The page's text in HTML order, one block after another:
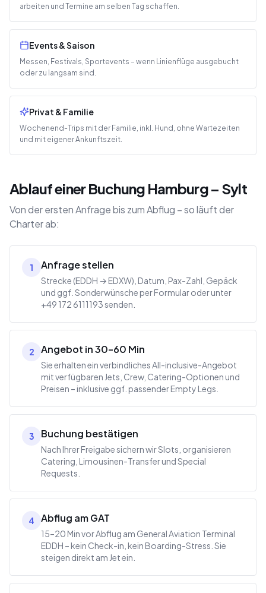
arbeiten und Termine am selben Tag schaffen.
Events & Saison
Messen, Festivals, Sportevents – wenn Linienflüge ausgebucht
oder zu langsam sind.
Privat & Familie
Wochenend-Trips mit der Familie, inkl. Hund, ohne Wartezeiten
und mit eigener Ankunftszeit.
Ablauf einer Buchung Hamburg – Sylt
Von der ersten Anfrage bis zum Abflug – so läuft der
Charter ab:
1 Anfrage stellen
Strecke (EDDH → EDXW), Datum, Pax-Zahl, Gepäck
und ggf. Sonderwünsche per Formular oder unter
+49 172 6111193 senden.
2 Angebot in 30–60 Min
Sie erhalten ein verbindliches All-inclusive-Angebot
mit verfügbaren Jets, Crew, Catering-Optionen und
Preisen – inklusive ggf. passender Empty Legs.
3 Buchung bestätigen
Nach Ihrer Freigabe sichern wir Slots, organisieren
Catering, Limousinen-Transfer und Special
Requests.
4 Abflug am GAT
15–20 Min vor Abflug am General Aviation Terminal
EDDH – kein Check-in, kein Boarding-Stress. Sie
steigen direkt am Jet ein.